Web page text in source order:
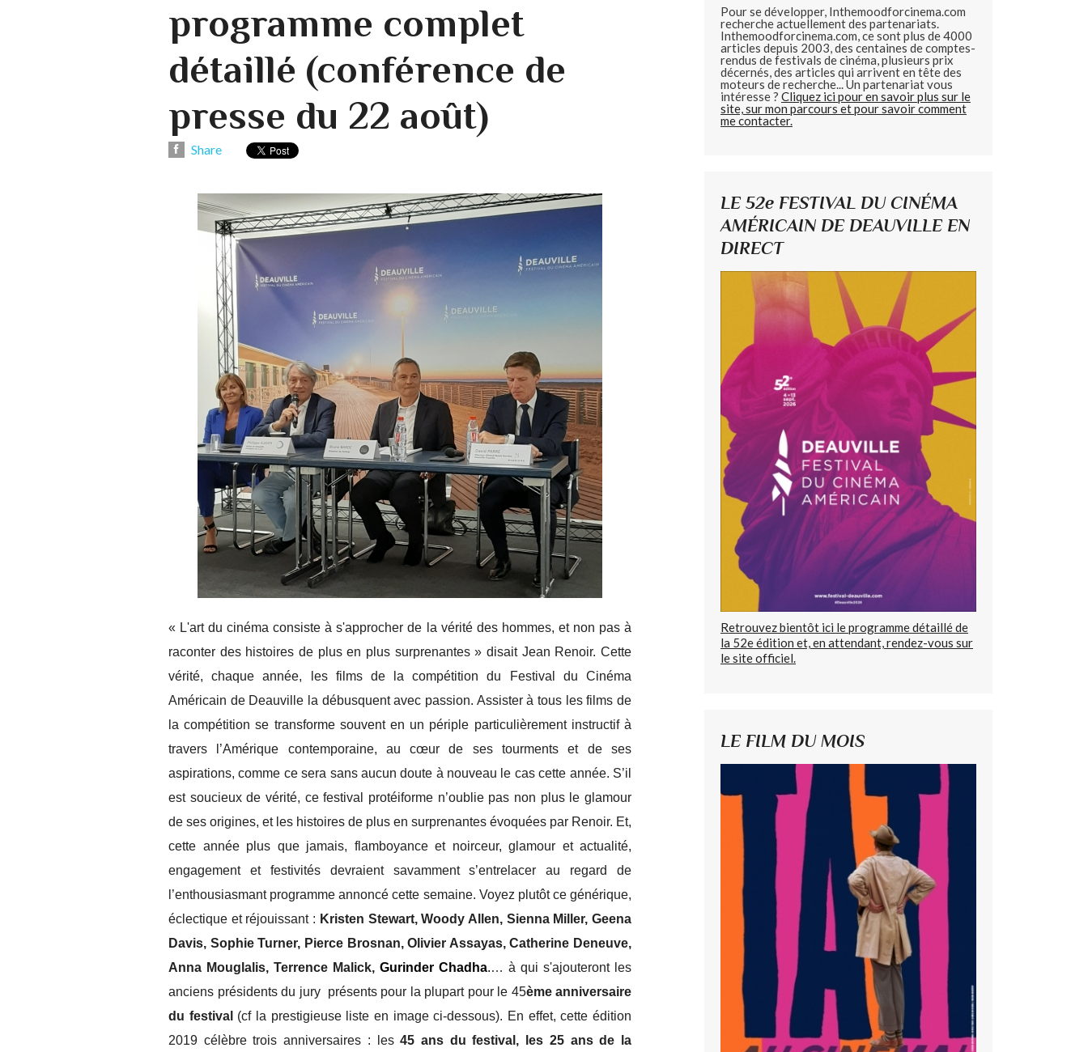
programme complet
détaillé (conférence de
presse du 22 août)
Share
« L'art du cinéma consiste à s'approcher de la vérité des hommes, et non pas à
raconter des histoires de plus en plus surprenantes » disait Jean Renoir. Cette
vérité, chaque année, les films de la compétition du Festival du Cinéma
Américain de Deauville la débusquent avec passion. Assister à tous les films de
la compétition se transforme souvent en un périple particulièrement instructif à
travers l’Amérique contemporaine, au cœur de ses tourments et de ses
aspirations, comme ce sera sans aucun doute à nouveau le cas cette année. S’il
est soucieux de vérité, ce festival protéiforme n’oublie pas non plus le glamour
de ses origines, et les histoires de plus en surprenantes évoquées par Renoir. Et,
cette année plus que jamais, flamboyance et noirceur, glamour et actualité,
engagement et festivités devraient savamment s’entrelacer au regard de
l’enthousiasmant programme annoncé cette semaine. Voyez plutôt ce générique,
éclectique et réjouissant : Kristen Stewart, Woody Allen, Sienna Miller, Geena
Davis, Sophie Turner, Pierce Brosnan, Olivier Assayas, Catherine Deneuve,
Anna Mouglalis, Terrence Malick, Gurinder Chadha.… à qui s'ajouteront les
anciens présidents du jury présents pour la plupart pour le 45ème anniversaire
du festival (cf la prestigieuse liste en image ci-dessous). En effet, cette édition
2019 célèbre trois anniversaires : les45 ans du festival, les 25 ans de la
Pour se développer, Inthemoodforcinema.com
recherche actuellement des partenariats.
Inthemoodforcinema.com, ce sont plus de 4000
articles depuis 2003, des centaines de comptes-
rendus de festivals de cinéma, plusieurs prix
décernés, des articles qui arrivent en tête des
moteurs de recherche... Un partenariat vous
intéresse ? Cliquez ici pour en savoir plus sur le
site, sur mon parcours et pour savoir comment
me contacter.
LE 52e FESTIVAL DU CINÉMA
AMÉRICAIN DE DEAUVILLE EN
DIRECT
Retrouvez bientôt ici le programme détaillé de
la 52e édition et, en attendant, rendez-vous sur
le site officiel.
LE FILM DU MOIS